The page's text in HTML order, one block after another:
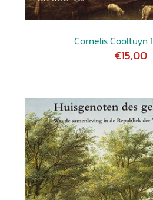
Cornelis Cooltuyn
€15,00